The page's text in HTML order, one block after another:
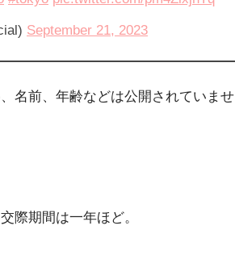
September 21, 2023
名前、年齢などは公開されていませ
際期間は一年ほど。